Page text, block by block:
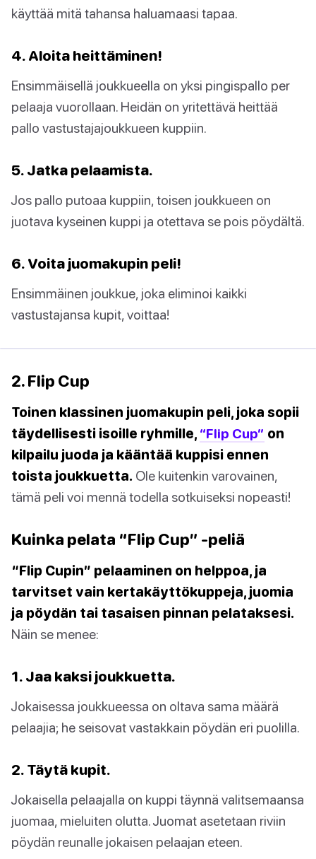
käyttää mitä tahansa haluamaasi tapaa.
4. Aloita heittäminen!
Ensimmäisellä joukkueella on yksi pingispallo per
pelaaja vuorollaan. Heidän on yritettävä heittää
pallo vastustajajoukkueen kuppiin.
5. Jatka pelaamista.
Jos pallo putoaa kuppiin, toisen joukkueen on
juotava kyseinen kuppi ja otettava se pois pöydältä.
6. Voita juomakupin peli!
Ensimmäinen joukkue, joka eliminoi kaikki
vastustajansa kupit, voittaa!
2. Flip Cup
Toinen klassinen juomakupin peli, joka sopii
täydellisesti isoille ryhmille, “Flip Cup” on
kilpailu juoda ja kääntää kuppisi ennen
toista joukkuetta. Ole kuitenkin varovainen,
tämä peli voi mennä todella sotkuiseksi nopeasti!
Kuinka pelata “Flip Cup” -peliä
“Flip Cupin” pelaaminen on helppoa, ja
tarvitset vain kertakäyttökuppeja, juomia
ja pöydän tai tasaisen pinnan pelataksesi.
Näin se menee:
1. Jaa kaksi joukkuetta.
Jokaisessa joukkueessa on oltava sama määrä
pelaajia; he seisovat vastakkain pöydän eri puolilla.
2. Täytä kupit.
Jokaisella pelaajalla on kuppi täynnä valitsemaansa
juomaa, mieluiten olutta. Juomat asetetaan riviin
pöydän reunalle jokaisen pelaajan eteen.